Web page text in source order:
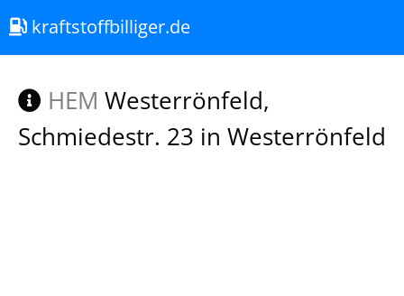
kraftstoffbilliger.de
HEM Westerrönfeld,
Schmiedestr. 23 in Westerrönfeld